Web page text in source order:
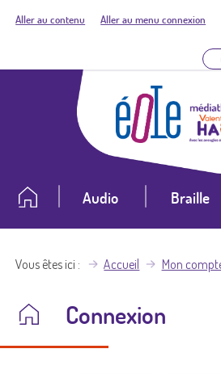
Aller au contenu Aller au menu connexion
Audio Braille
Vous êtes ici Accueil Mon
Connexion